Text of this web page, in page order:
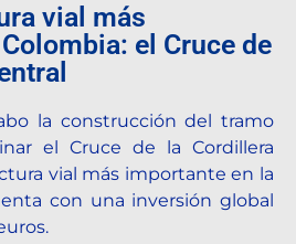
vial más
el Cruce de
la construcción del tramo
el Cruce de la Cordillera
vial más importante en la
con una inversión global